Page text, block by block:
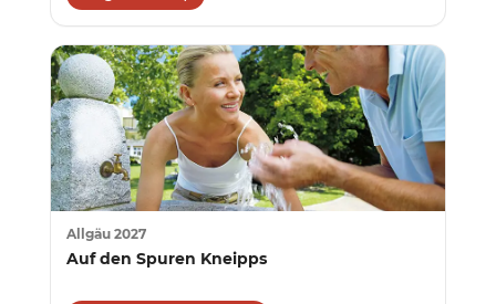
Allgäu 2027
Auf den Spuren Kneipps